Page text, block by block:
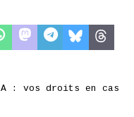
: vos droits en cas